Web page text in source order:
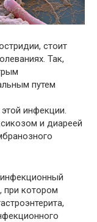
стоит
Так,
путем
инфекции.
и диареей
при котором